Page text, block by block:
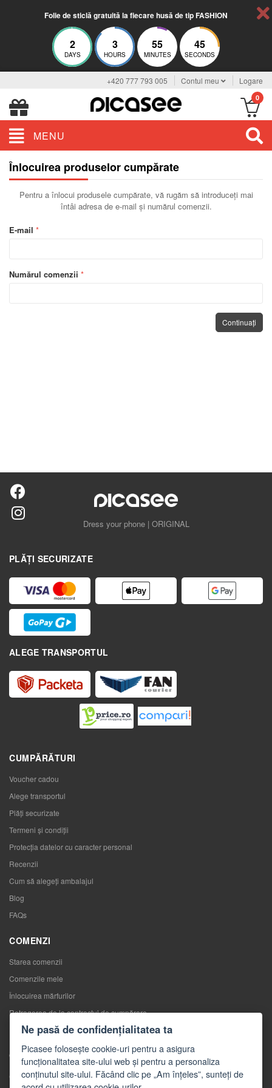
Folie de sticlă gratuită la fiecare husă de tip FASHION
2
DAYS
3
HOURS
55
MINUTES
45
SECONDS
+420 777 793 005 Contul meu Logare
0
MENU
Înlocuirea produselor cumpărate
Pentru a înlocui produsele cumpărate, vă rugăm să introduceţi mai
întâi adresa de e-mail și numărul comenzii.
E-mail *
Numărul comenzii *
Dress your phone | ORIGINAL
PLĂȚI SECURIZATE
ALEGE TRANSPORTUL
CUMPĂRĂTURI
Voucher cadou
Alege transportul
Plăți securizate
Termeni și condiții
Protecția datelor cu caracter personal
Recenzii
Cum să alegeţi ambalajul
Blog
FAQs
COMENZI
Starea comenzii
Comenzile mele
Înlocuirea mărfurilor
Retragerea de la contractul de cumpărare
Reclamaţii
CONTACTE
Contacte
Ne pasă de confidențialitatea ta
Picasee folosește cookie-uri pentru a asigura
funcționalitatea site-ului web și pentru a personaliza
conținutul site-ului. Făcând clic pe „Am înțeles”, sunteți de